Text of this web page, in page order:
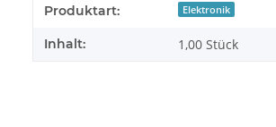
Produkteigenschaft
Wert
Produktart: Elektronik
Inhalt: 1,00 Stück